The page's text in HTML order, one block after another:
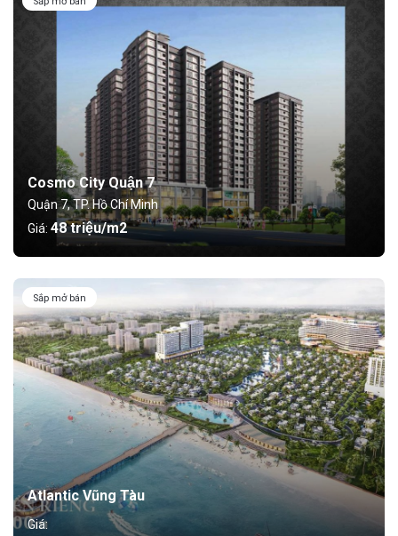
Cosmo City Quận 7
Quận 7, TP. Hồ Chí Minh
Giá: 48 triệu/m2
Sắp mở bán
Atlantic Vũng Tàu
Giá: